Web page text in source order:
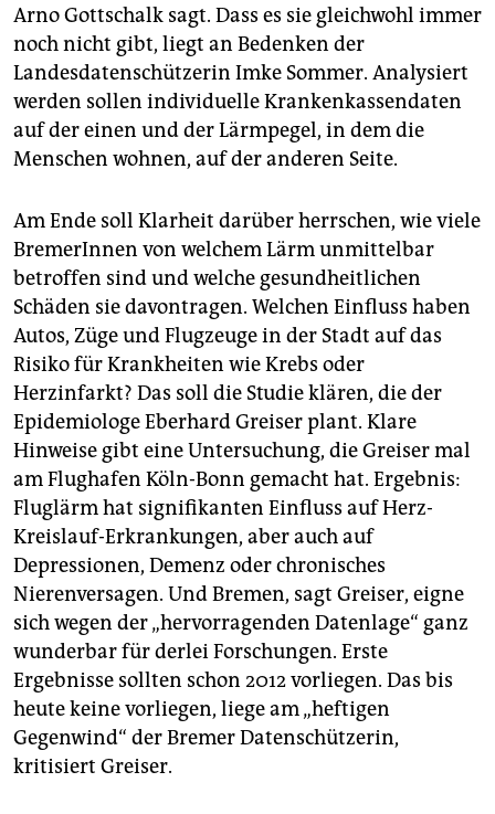
Arno Gottschalk sagt. Dass es sie gleichwohl immer
noch nicht gibt, liegt an Bedenken der
Landesdatenschützerin Imke Sommer. Analysiert
werden sollen individuelle Krankenkassendaten
auf der einen und der Lärmpegel, in dem die
Menschen wohnen, auf der anderen Seite.
Am Ende soll Klarheit darüber herrschen, wie viele
BremerInnen von welchem Lärm unmittelbar
betroffen sind und welche gesundheitlichen
Schäden sie davontragen. Welchen Einfluss haben
Autos, Züge und Flugzeuge in der Stadt auf das
Risiko für Krankheiten wie Krebs oder
Herzinfarkt? Das soll die Studie klären, die der
Epidemiologe Eberhard Greiser plant. Klare
Hinweise gibt eine Untersuchung, die Greiser mal
am Flughafen Köln-Bonn gemacht hat. Ergebnis:
Fluglärm hat signifikanten Einfluss auf Herz-
Kreislauf-Erkrankungen, aber auch auf
Depressionen, Demenz oder chronisches
Nierenversagen. Und Bremen, sagt Greiser, eigne
sich wegen der „hervorragenden Datenlage“ ganz
wunderbar für derlei Forschungen. Erste
Ergebnisse sollten schon 2012 vorliegen. Das bis
heute keine vorliegen, liege am „heftigen
Gegenwind“ der Bremer Datenschützerin,
kritisiert Greiser.